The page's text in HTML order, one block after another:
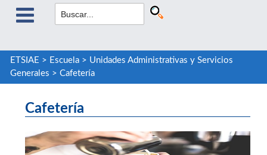
ETSIAE > Escuela> Unidades Administrativas y Servicios
Generales > Cafetería
Cafetería